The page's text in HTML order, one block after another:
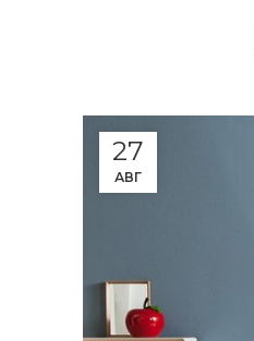
27
АВГ